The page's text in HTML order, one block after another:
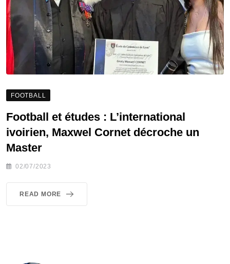
FOOTBALL
Football et études : L’international
ivoirien, Maxwel Cornet décroche un
Master
02/07/2023
READ MORE